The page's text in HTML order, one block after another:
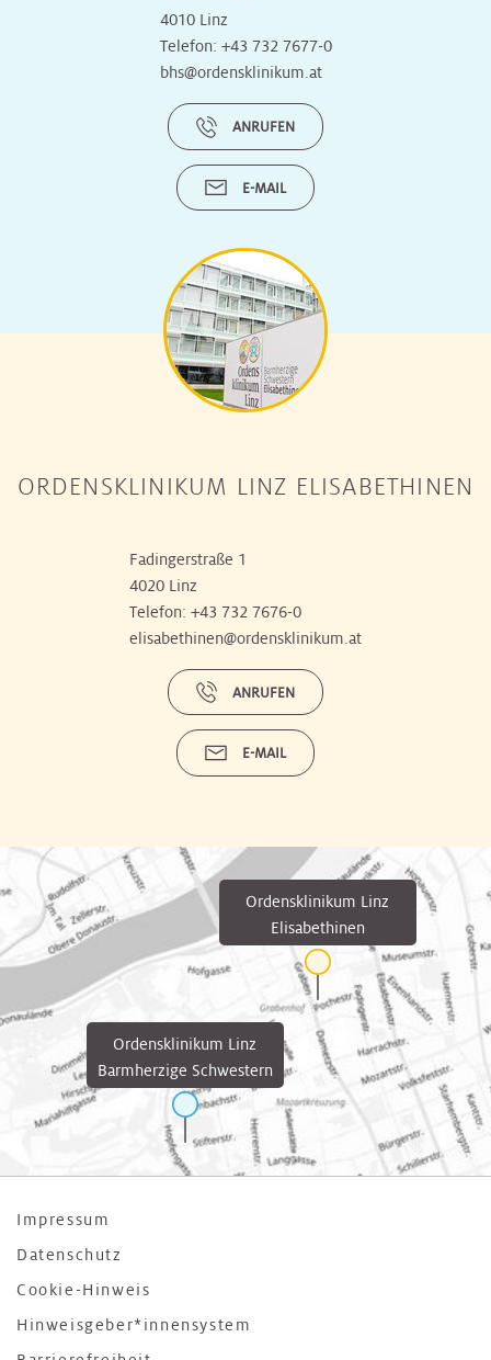
4010 Linz
Telefon: +43 732 7677-0
bhs@ordensklinikum.at
ANRUFEN
E-MAIL
ORDENSKLINIKUM LINZ ELISABETHINEN
Fadingerstraße 1
4020 Linz
Telefon: +43 732 7676-0
elisabethinen@ordensklinikum.at
ANRUFEN
E-MAIL
Ordensklinikum Linz
Barmherzige Schwestern
Ordensklinikum Linz
Elisabethinen
Impressum
Datenschutz
Cookie-Hinweis
Hinweisgeber*innensystem